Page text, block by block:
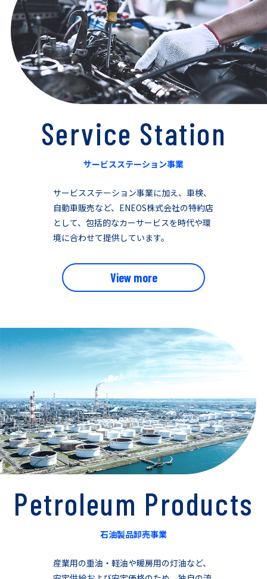
Service Station
サービスステーション事業
サービスステーション事業に加え、車検、
自動車販売など、ENEOS株式会社の特約店
として、包括的なカーサービスを時代や環
境に合わせて提供しています。
View more
Petroleum Products
石油製品卸売事業
産業用の重油・軽油や暖房用の灯油など、